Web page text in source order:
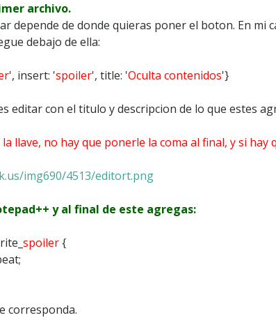
archivo.
depende de donde quieras poner el boton. En mi
debajo de ella:
', insert: 'spoiler', title: 'Oculta contenidos'}
editar con el titulo y descripcion de lo que estes
llave, no hay que ponerle la coma al final, y si
img690/4513/editort.png
y al final de este agregas:
spoiler{
corresponda.